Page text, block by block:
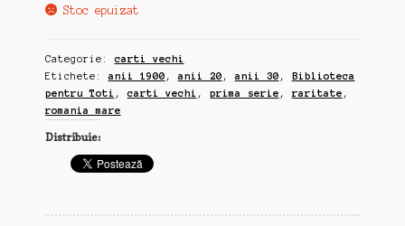
Stoc epuizat
Categorie:carti vechi
Etichete:anii 1900 ,anii 20 ,anii 30 , Biblioteca
pentru Toti ,carti vechi , prima serie , raritate ,
romania mare
Distribuie: